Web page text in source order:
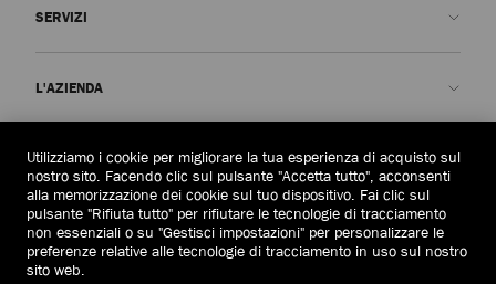
Consegna
Resi e cambi
Annulla ordine
SERVIZI
Garanzia
L'AZIENDA
La Nostra Storia
JC World
Il Nostro Impatto
Responsabilità
AREA LEGALE
Informativa sulla privacy
Termini e condizioni
Diritto all'oblio
Italia(€)
Utilizziamo i cookie per migliorare la tua esperienza di acquisto sul
nostro sito. Facendo clic sul pulsante "Accetta tutto", acconsenti
alla memorizzazione dei cookie sul tuo dispositivo. Fai clic sul
pulsante "Rifiuta tutto" per rifiutare le tecnologie di tracciamento
non essenziali o su "Gestisci impostazioni" per personalizzare le
preferenze relative alle tecnologie di tracciamento in uso sul nostro
sito web.